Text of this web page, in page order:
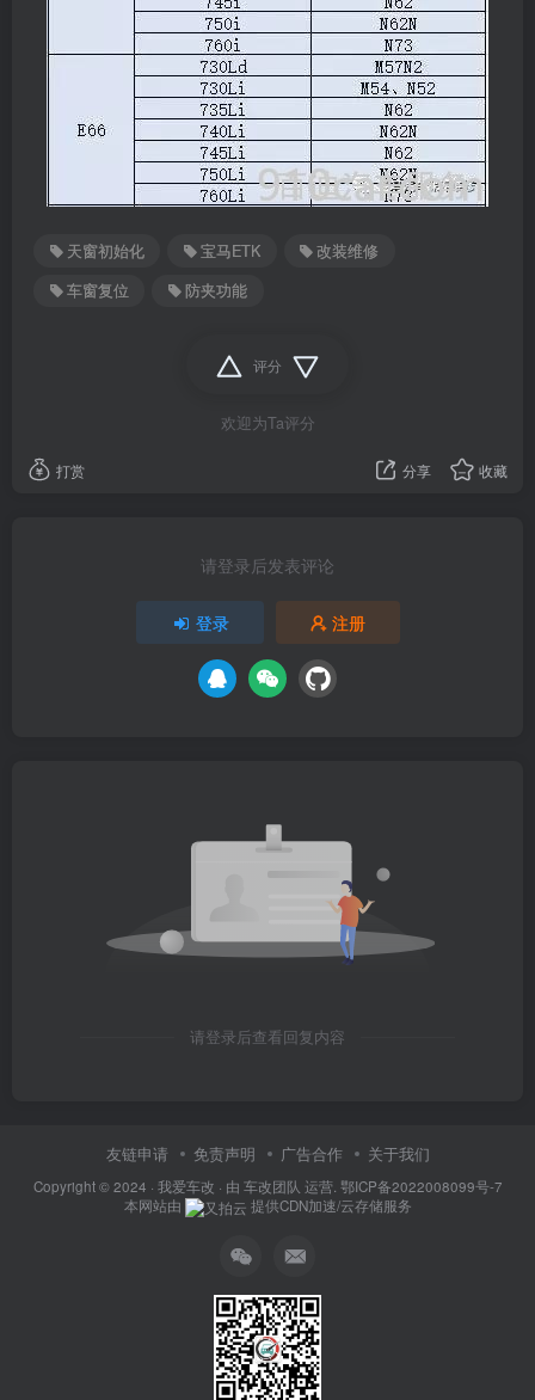
天窗初始化 宝马ETK
改装维修
车窗复位
防夹功能
评分
欢迎为Ta评分
打赏 分享 收藏
请登录后发表评论
登录 注册
请登录后查看回复内容
友链申请 免责声明 广告合作 关于我们
Copyright © 2024 · 我爱车改 · 由 车改团队 运营. 鄂ICP备2022008099号-7
本网站由
提供CDN加速/云存储服务